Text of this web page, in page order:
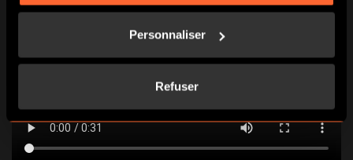
Personnaliser
Refuser